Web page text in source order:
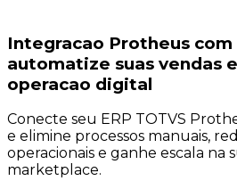
Integracao Protheus com
automatize suas vendas
operacao digital
Conecte seu ERP TOTVS
e elimine processos manuais,
operacionais e ganhe escala na
marketplace.